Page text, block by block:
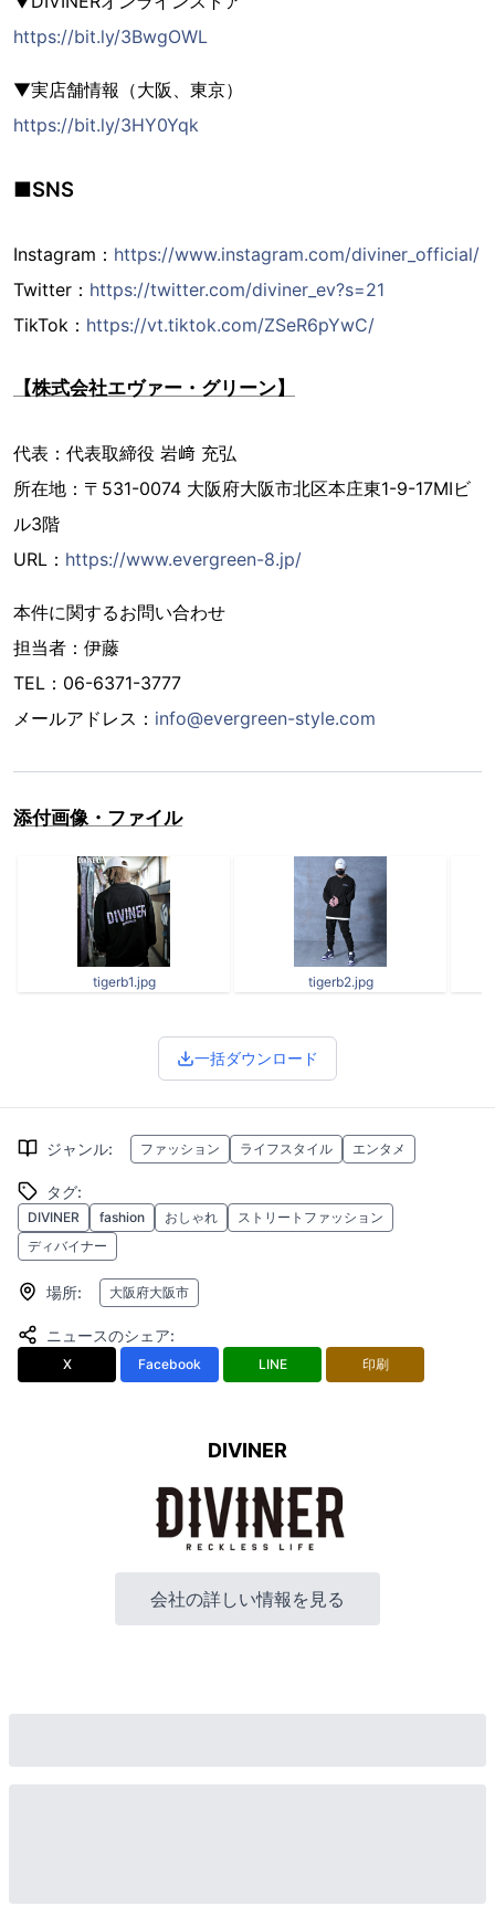
https://bit.ly/3BwgOWL
▼実店舗情報（大阪、東京）
https://bit.ly/3HY0Yqk
■SNS
Instagram： https://www.instagram.com/diviner_official/
Twitter： https://twitter.com/diviner_ev?s=21
TikTok： https://vt.tiktok.com/ZSeR6pYwC/
【株式会社エヴァー・グリーン】
代表：代表取締役 岩﨑 充弘
所在地：〒531-0074 大阪府大阪市北区本庄東1-9-17MIビ
ル3階
URL： https://www.evergreen-8.jp/
本件に関するお問い合わせ
担当者：伊藤
TEL：06-6371-3777
メールアドレス： info@evergreen-style.com
添付画像・ファイル
tigerb1.jpg tigerb2.jpg
一括ダウンロード
ジャンル: ファッション ライフスタイル エンタメ
タグ:
DIVINER fashion おしゃれ
ストリートファッション
ディバイナー
場所: 大阪府大阪市
ニュースのシェア:
X Facebook LINE 印刷
DIVINER
会社の詳しい情報を見る